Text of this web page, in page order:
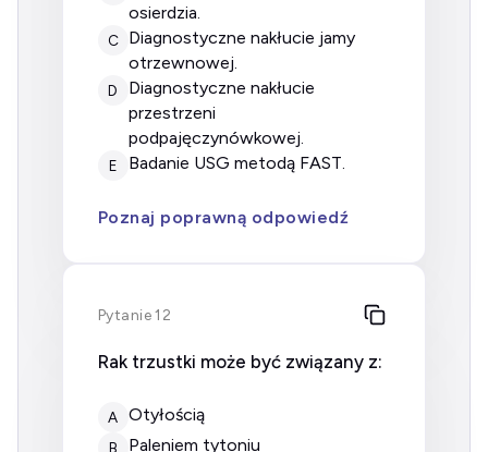
osierdzia.
C
diagnostyczne nakłucie jamy
otrzewnowej.
D
diagnostyczne nakłucie
przestrzeni
podpajęczynówkowej.
E badanie USG metodą FAST.
Poznaj poprawną odpowiedź
Pytanie 12
Rak trzustki może być związany z:
A otyłością
B paleniem tytoniu